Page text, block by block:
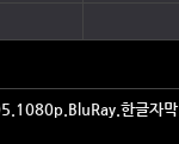
한글자막